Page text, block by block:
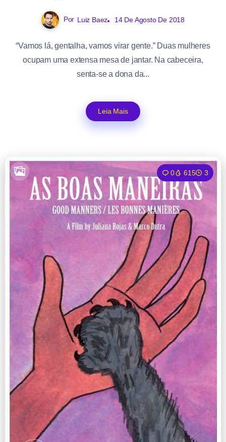
Por Luiz Baez 14 De Agosto De 2018
“Vamos lá, gentalha, vamos virar gente.” Duas mulheres
ocupam uma extensa mesa de jantar. Na cabeceira,
senta-se a dona da...
Leia Mais
0 615 3